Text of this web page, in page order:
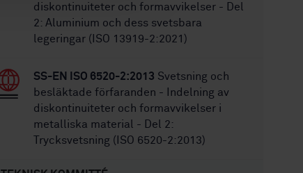
diskontinuiteter och formavvikelser - Del
2: Aluminium och dess svetsbara
legeringar (ISO 13919-2:2021)
SS-EN ISO 6520-2:2013 Svetsning och
besläktade förfaranden - Indelning av
diskontinuiteter och formavvikelser i
metalliska material - Del 2:
Trycksvetsning (ISO 6520-2:2013)